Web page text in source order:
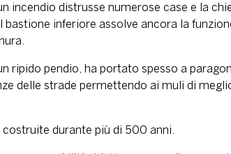
distrusse numerose case e la
inferiore assolve ancora la
pendio, ha portato spesso a
delle strade permettendo ai muli di
durante più di 500 anni.